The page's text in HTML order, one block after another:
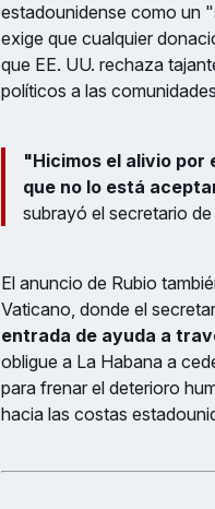
estadounidense como un
exige que cualquier
que EE. UU. rechaza
políticos a las
"Hicimos el alivio por
que no lo está
subrayó el secretario
El anuncio de Rubio
Vaticano, donde el
entrada de ayuda a
obligue a La Habana a
para frenar el deterioro
hacia las costas